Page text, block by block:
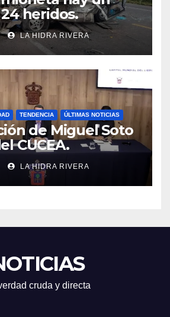
heridos.
LA HIDRA RIVERA
TENDENCIA ÚLTIMAS NOTICIAS
de Miguel Soto
CUCEA.
LA HIDRA RIVERA
cruda y directa